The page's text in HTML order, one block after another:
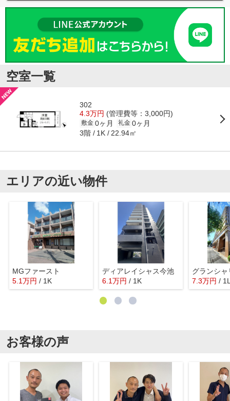
空室一覧
302
4.3万円 (管理費等：3,000円)
敷金 0ヶ月 礼金 0ヶ月
3階 1K 22.94㎡
エリアの近い物件
MGファースト
5.1万円 / 1K
ディアレイシャス今池
6.1万円 / 1K
グランシ
7.3万円 /
お客様の声